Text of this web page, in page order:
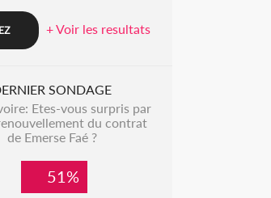
+ Voir les resultats
SONDAGE
Etes-vous surpris par
du contrat
de Emerse Faé ?
51%